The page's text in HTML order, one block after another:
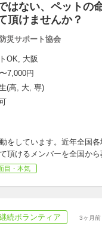
はない、ペットの
頂けませんか？
災サポート協会
OK, 大阪
7,000円
(高, 大, 専)
をしています。近年全国
頂けるメンバーを全国か
目・本気
続ボランティア 3ヶ月前